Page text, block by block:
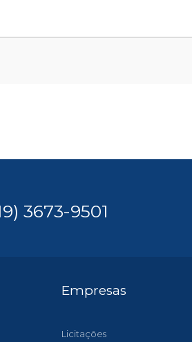
3673-9501
Empresas
Licitações